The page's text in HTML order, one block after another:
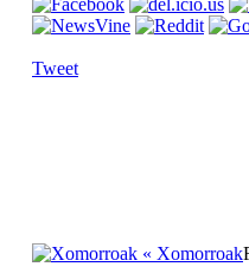
Tweet
« Xomorroak